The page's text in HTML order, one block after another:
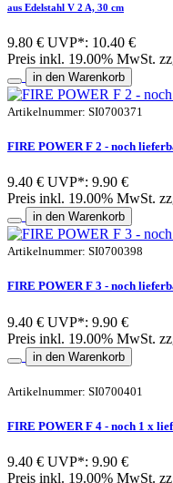
aus Edelstahl V 2 A, 30 cm
9.80 € UVP*: 10.40 €
Preis inkl. 19.00% MwSt.
in den Warenkorb
Artikelnummer: SI0700371
FIRE POWER F 2 - noch
9.40 € UVP*: 9.90 €
Preis inkl. 19.00% MwSt.
in den Warenkorb
Artikelnummer: SI0700398
FIRE POWER F 3 - noch
9.40 € UVP*: 9.90 €
Preis inkl. 19.00% MwSt.
in den Warenkorb
Artikelnummer: SI0700401
FIRE POWER F 4 - noch 1 x
9.40 € UVP*: 9.90 €
Preis inkl. 19.00% MwSt.